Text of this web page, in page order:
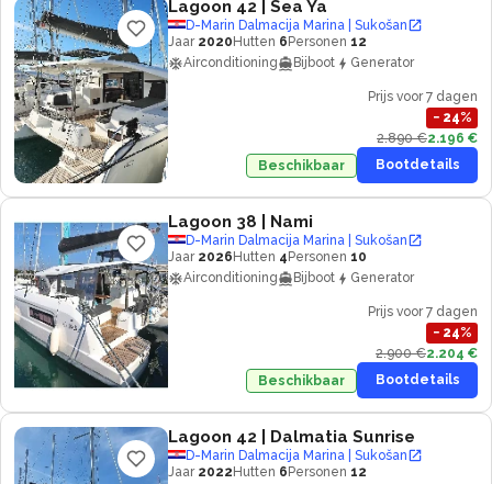
Lagoon 42 | Sea Ya
D-Marin Dalmacija Marina | Sukošan
Jaar 2020 Hutten 6 Personen 12
Airconditioning
Bijboot Generator
Prijs voor 7 dagen
− 24%
2.890 €2.196 €
Beschikbaar
Bootdetails
Lagoon 38 | Nami
D-Marin Dalmacija Marina | Sukošan
Jaar 2026 Hutten 4 Personen 10
Airconditioning
Bijboot Generator
Prijs voor 7 dagen
− 24%
2.900 €2.204 €
Beschikbaar
Bootdetails
Lagoon 42 | Dalmatia Sunrise
D-Marin Dalmacija Marina | Sukošan
Jaar 2022 Hutten 6 Personen 12